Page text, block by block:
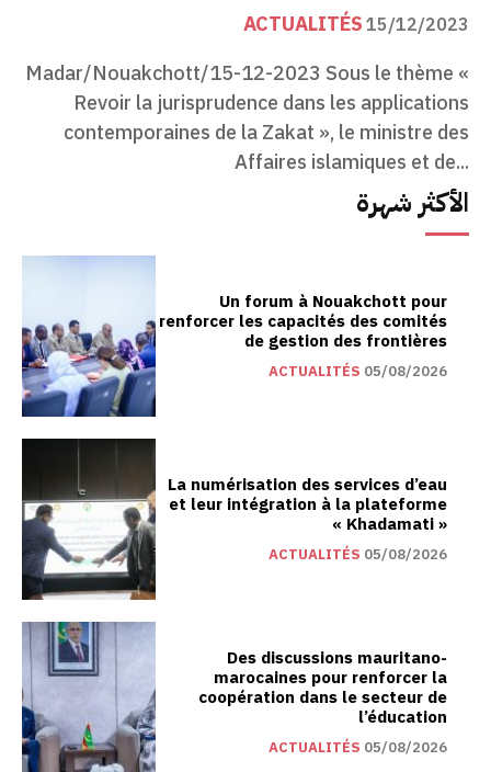
ACTUALITÉS15/12/2023
Madar/Nouakchott/15-12-2023 Sous le thème «
Revoir la jurisprudence dans les applications
contemporaines de la Zakat », le ministre des
Affaires islamiques et de...
الأكثر شهرة
Un forum à Nouakchott pour
renforcer les capacités des comités
de gestion des frontières
ACTUALITÉS 05/08/2026
La numérisation des services d’eau
et leur intégration à la plateforme
« Khadamati »
ACTUALITÉS 05/08/2026
Des discussions mauritano-
marocaines pour renforcer la
coopération dans le secteur de
l’éducation
ACTUALITÉS 05/08/2026